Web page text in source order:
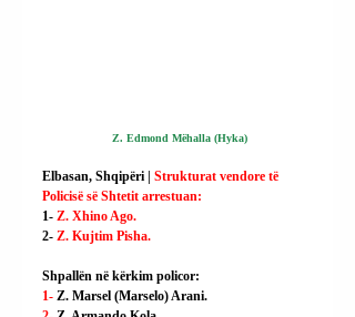
Z. Edmond Mëhalla (Hyka)
Elbasan, Shqipëri | Strukturat vendore të
Policisë së Shtetit arrestuan:
1- Z. Xhino Ago.
2- Z. Kujtim Pisha.
Shpallën në kërkim policor:
1- Z. Marsel (Marselo) Arani.